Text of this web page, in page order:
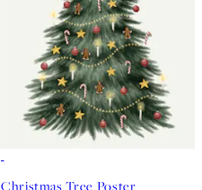
Christmas Tree Poster